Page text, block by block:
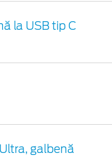
la USB tip C
galbenă